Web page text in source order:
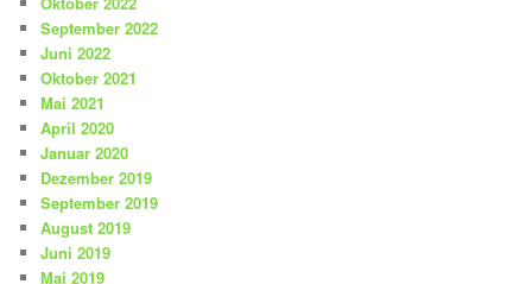
September 2022
Juni 2022
Oktober 2021
Mai 2021
April 2020
Januar 2020
Dezember 2019
September 2019
August 2019
Juni 2019
Mai 2019